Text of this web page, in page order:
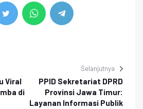
Viral
di
Selanjutnya
PPID Sekretariat DPRD
Provinsi Jawa Timur:
Layanan Informasi Publik